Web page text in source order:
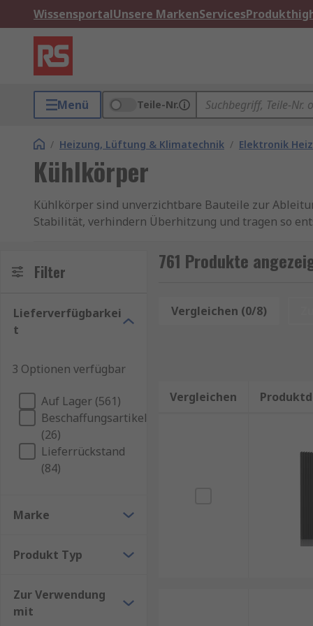
WissensportalUnsere MarkenServices
Menü Teile-Nr.
/ Heizung, Lüftung & Klimatechnik / Elektronik
Kühlkörper
Kühlkörper sind unverzichtbare Bauteile zur
Stabilität, verhindern Überhitzung und tragen so
Finden Sie weitere verwandte Produkte wie
Kühlkörper kaufen
Material und Form: Alukühlkörper für
Bauform und Befestigung: z. B. Steck-,Schraub
Thermischer Widerstand (Rth): je niedriger,
Kompatibilität mit Bauteilen: passend zur
Kombinierbarkeit mit Lüftern oder
Passive Kühlkörper, aktive Kühlkörper oder
Unser Sortiment enthält Qualitätsprodukte von
Informationen zur spätesten Bestelluhrzeit für eine
RS ist der Ansprechpartner für Ihren Einkauf mit
Filter
Lieferverfügbarkei
t
3 Optionen verfügbar
Auf Lager (561)
Beschaffungsartikel
(26)
Lieferrückstand
(84)
Marke
Produkt Typ
Zur Verwendung
mit
761 Produkte
Vergleichen (0/8)
Vergleichen